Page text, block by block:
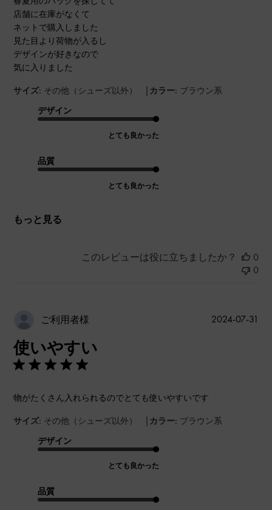
店舗に在庫がなくて
ネットで購入しました
見た目より荷物が入るし
デザインが好きなので
気に入りました
サイズ: その他（シューズ以外） | カラー: ブラウン系
デザイン
とても良かった
品質
とても良かった
もっと見る
このレビューは役に立ちましたか？
0
0
ご利用者様
使いやすい
物がたくさん入れられるのでとても使いやすいです
サイズ: その他（シューズ以外） | カラー: ブラウン系
デザイン
とても良かった
品質
2024-07-31